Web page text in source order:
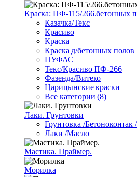
Краска: ПФ-115/266.бетонных
Казачка/Текс
Красиво
Краска
Краска д/бетонных полов
ПУФАС
Текс/Красиво ПФ-266
Фазенда/Витеко
Царицынские краски
Все категории (8)
Лаки. Грунтовки
Грунтовка /Бетоноконтак
Лаки /Масло
Мастика. Праймер.
Морилка